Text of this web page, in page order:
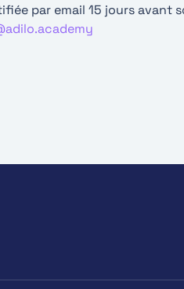
par email 15 jours avant